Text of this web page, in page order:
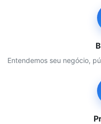
Entendemos seu negócio,